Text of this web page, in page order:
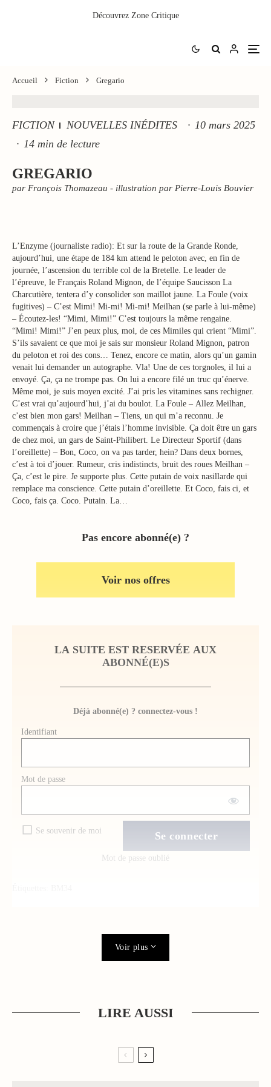
Découvrez Zone Critique
Accueil Fiction Gregario
FICTION NOUVELLES INÉDITES · 10 mars 2025
· 14 min de lecture
GREGARIO
par François Thomazeau - illustration par Pierre-Louis Bouvier
L’Enzyme (journaliste radio): Et sur la route de la Grande Ronde,
aujourd’hui, une étape de 184 km attend le peloton avec, en fin de
journée, l’ascension du terrible col de la Bretelle. Le leader de
l’épreuve, le Français Roland Mignon, de l’équipe Saucisson La
Charcutière, tentera d’y consolider son maillot jaune. La Foule (voix
fugitives) – C’est Mimi! Mi-mi! Mi-mi! Meilhan (se parle à lui-même)
– Écoutez-les! “Mimi, Mimi!” C’est toujours la même rengaine.
“Mimi! Mimi!” J’en peux plus, moi, de ces Mimiles qui crient “Mimi”.
S’ils savaient ce que moi je sais sur monsieur Roland Mignon, patron
du peloton et roi des cons… Tenez, encore ce matin, alors qu’un gamin
venait lui demander un autographe. Vla! Une de ces torgnoles, il lui a
envoyé. Ça, ça ne trompe pas. On lui a encore filé un truc qu’énerve.
Même moi, je suis moyen excité. J’ai pris les vitamines sans rechigner.
C’est vrai qu’aujourd’hui, j’ai du boulot. La Foule – Allez Meilhan,
c’est bien mon gars! Meilhan – Tiens, un qui m’a reconnu. Je
commençais à croire que j’étais l’homme invisible. Ça doit être un gars
de chez moi, un gars de Saint-Philibert. Le Directeur Sportif (dans
l’oreillette) – Bon, Coco, on va pas tarder, hein? Dans deux bornes,
c’est à toi d’jouer. Rumeur, cris indistincts, bruit des roues Meilhan –
Ça, c’est le pire. Je supporte plus. Cette putain de voix nasillarde qui
remplace ma conscience. Cette putain d’oreillette. Et Coco, fais ci, et
Coco, fais ça. Coco. Putain. La…
Pas encore abonné(e) ?
Voir nos offres
LA SUITE EST RESERVÉE AUX
ABONNÉ(E)S
Déjà abonné(e) ? connectez-vous !
Identifiant
Mot de passe
Se souvenir de moi
Mot de passe oublié
Voir plus
LIRE AUSSI